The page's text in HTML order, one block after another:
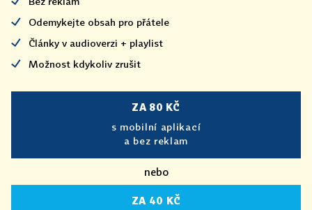
Odemykejte obsah pro přátele
Články v audioverzi + playlist
Možnost kdykoliv zrušit
ZA 80 KČ
s mobilní aplikací
a bez reklam
nebo
ZA 40 KČ